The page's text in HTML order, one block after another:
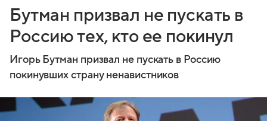
Бутман призвал не пускать в
Россию тех, кто ее покинул
Игорь Бутман призвал не пускать в Россию
покинувших страну ненавистников